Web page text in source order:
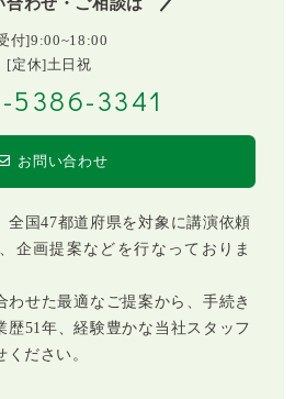
付]9:00~18:00
[定休]土日祝
5386-3341
お問い合わせ
全国47都道府県を対象に講演依頼
企画提案などを行なっておりま
わせた最適なご提案から、手続き
歴51年、経験豊かな当社スタッフ
ださい。